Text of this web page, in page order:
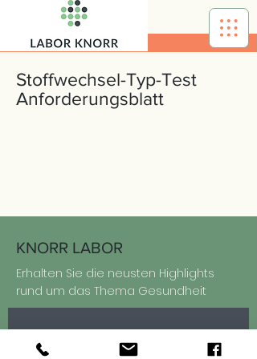
Stoffwechsel-Typ-Test
Anforderungsblatt
KNORR LABOR
Erhalten Sie die neusten Highlights
rund um das Thema Gesundheit
Absenden